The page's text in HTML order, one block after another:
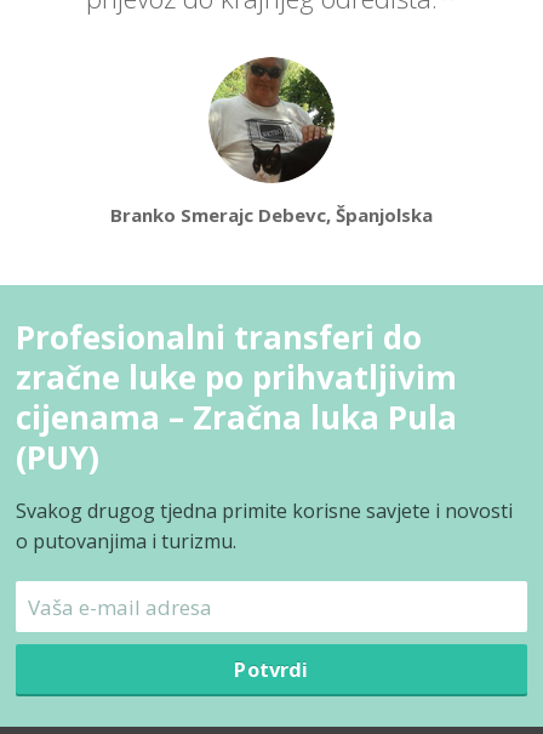
Branko Smerajc Debevc, Španjolska
Profesionalni transferi do
zračne luke po prihvatljivim
cijenama – Zračna luka Pula
(PUY)
Svakog drugog tjedna primite korisne savjete i novosti
o putovanjima i turizmu.
Potvrdi